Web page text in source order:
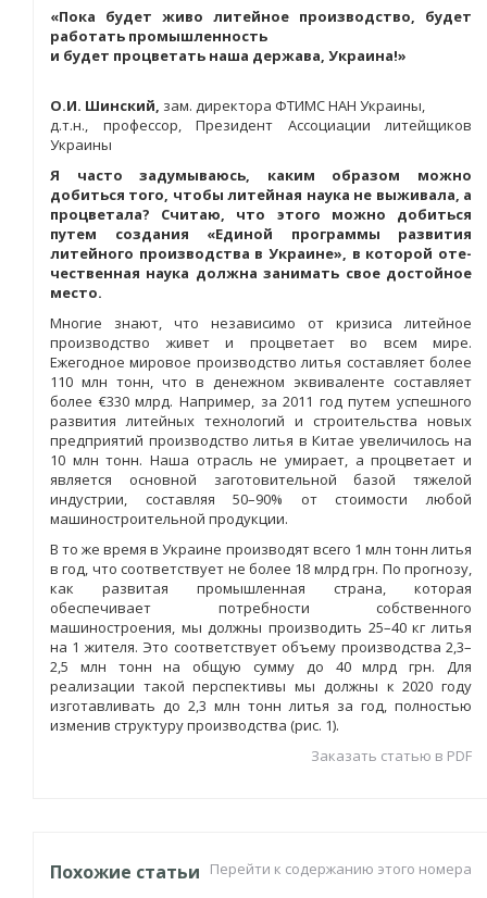
«Пока будет живо литейное производство, будет
работать промышленность
и будет процветать наша держава, Украина!»
О.И. Шинский, зам. директора ФТИМС НАН Украины,
д.т.н., профессор, Президент Ассоциации литейщиков
Украины
Я часто задумываюсь, каким образом можно
добиться того, чтобы литейная наука не выживала, а
процветала? Считаю, что этого можно добиться
путем создания «Единой программы развития
литейного производства в Украине», в которой оте­
чественная наука должна занимать свое достойное
место.
Многие знают, что независимо от кризиса литейное
производство живет и процветает во всем мире.
Ежегодное мировое производство литья составляет более
110 млн тонн, что в денежном эквиваленте составляет
более €330 млрд. Например, за 2011 год путем успешного
развития литейных технологий и строительства новых
предприятий производство литья в Китае увеличилось на
10 млн тонн. Наша отрасль не умирает, а процветает и
является основной заготовительной базой тяжелой
индустрии, составляя 50–90% от стоимости любой
машиностроительной продукции.
В то же время в Украине производят всего 1 млн тонн литья
в год, что соответствует не более 18 млрд грн. По прогнозу,
как развитая промышленная страна, которая
обеспечивает потребности собственного
машиностроения, мы должны производить 25–40 кг литья
на 1 жителя. Это соответствует объему производства 2,3–
2,5 млн тонн на общую сумму до 40 млрд грн. Для
реализации такой перспективы мы должны к 2020 году
изготавливать до 2,3 млн тонн литья за год, полностью
изменив структуру производства (рис. 1).
Заказать статью в PDF
Похожие статьи Перейти к содержанию этого номера